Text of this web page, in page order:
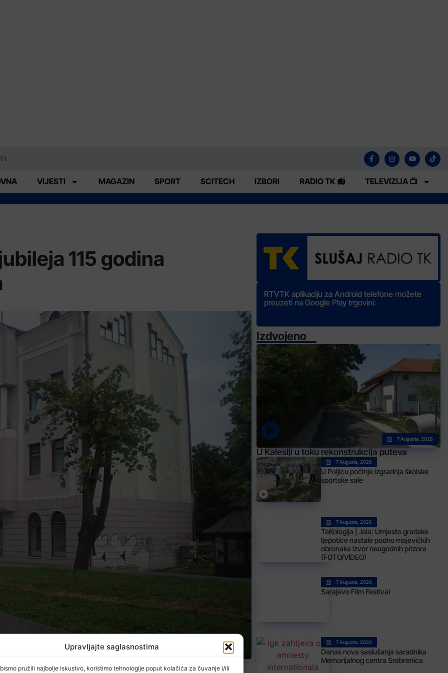
Upravljajte saglasnostima
pružili najbolje iskustvo, koristimo tehnologije poput kolačića za čuvanje i/ili
VIJESTI MAGAZIN SPORT SCITECH IZBORI RADIO TK 📻 TELEVIZIJA 📺
115 godina
RTVTK aplikaciju za Android telefone možete
preuzeti na Google Play trgovini:
Izdvojeno
7 Augusta, 2026
U Kalesiji u toku rekonstrukcija puteva
7 Augusta, 2026
U Poljicu počinje izgradnja školske
sportske sale
7 Augusta, 2026
TeKologija | Jala: Umjesto gradske
ljepotice nastale podno majevičkih
obronaka izvor neugodnih prizora
(FOTO/VIDEO)
7 Augusta, 2026
Sarajevo Film Festival
7 Augusta, 2026
Danas nova saslušanja saradnika
Memorijalnog centra Srebrenica